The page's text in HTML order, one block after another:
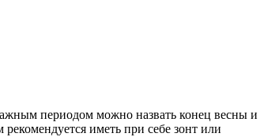
периодом можно назвать конец весны и
иметь при себе зонт или